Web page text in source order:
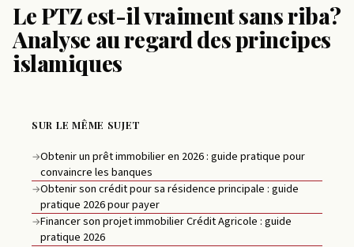
Le PTZ est-il vraiment sans riba?
Analyse au regard des principes
islamiques
SUR LE MÊME SUJET
→Obtenir un prêt immobilier en 2026 : guide pratique pour
convaincre les banques
→Obtenir son crédit pour sa résidence principale : guide
pratique 2026 pour payer
→Financer son projet immobilier Crédit Agricole : guide
pratique 2026